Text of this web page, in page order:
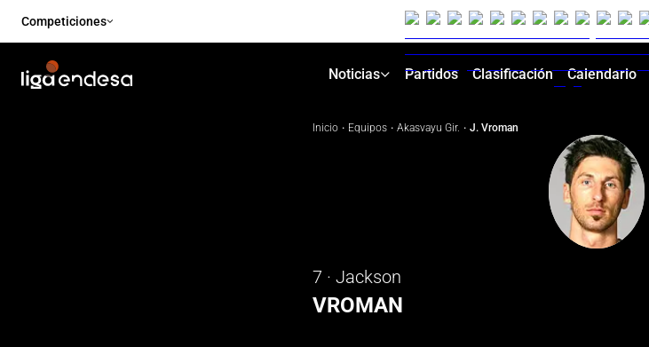
Competiciones
Noticias Partidos Clasificación Calendario
Inicio · Equipos · Akasvayu Gir. · J. Vroman
7 · Jackson
VROMAN